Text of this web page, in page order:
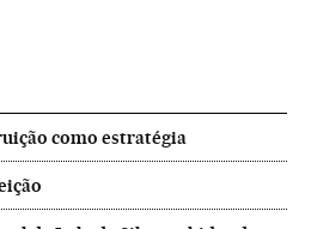
como estratégia